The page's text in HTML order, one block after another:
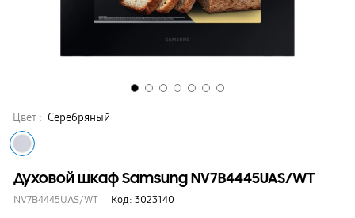
Цвет : Серебряный
Духовой шкаф Samsung NV7B4445UAS/WT
NV7B4445UAS/WT Код: 3023140